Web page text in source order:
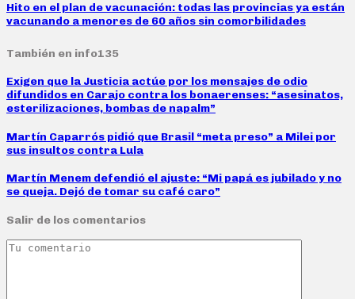
Hito en el plan de vacunación: todas las provincias ya están
vacunando a menores de 60 años sin comorbilidades
También en info135
Exigen que la Justicia actúe por los mensajes de odio
difundidos en Carajo contra los bonaerenses: “asesinatos,
esterilizaciones, bombas de napalm”
Martín Caparrós pidió que Brasil “meta preso” a Milei por
sus insultos contra Lula
Martín Menem defendió el ajuste: “Mi papá es jubilado y no
se queja. Dejó de tomar su café caro”
Salir de los comentarios